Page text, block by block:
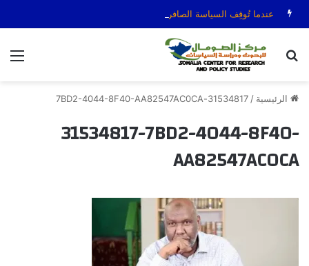
عندما تُوقِف السياسة الصافرة: قضية الحكم عمر عرتن
بحث عن
الرئيسية /
31534817-7BD2-4044-8F40-AA82547AC0CA
31534817-7BD2-4044-8F40-
AA82547AC0CA